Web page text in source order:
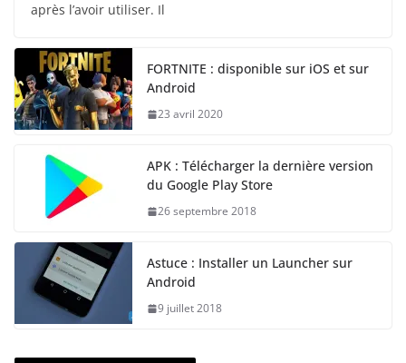
après l’avoir utiliser. Il
FORTNITE : disponible sur iOS et sur
Android
23 avril 2020
APK : Télécharger la dernière version
du Google Play Store
26 septembre 2018
Astuce : Installer un Launcher sur
Android
9 juillet 2018